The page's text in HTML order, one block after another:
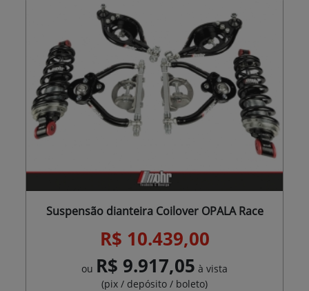
Suspensão dianteira Coilover OPALA Race
R$ 10.439,00
ou R$ 9.917,05 à vista
(pix / depósito / boleto)